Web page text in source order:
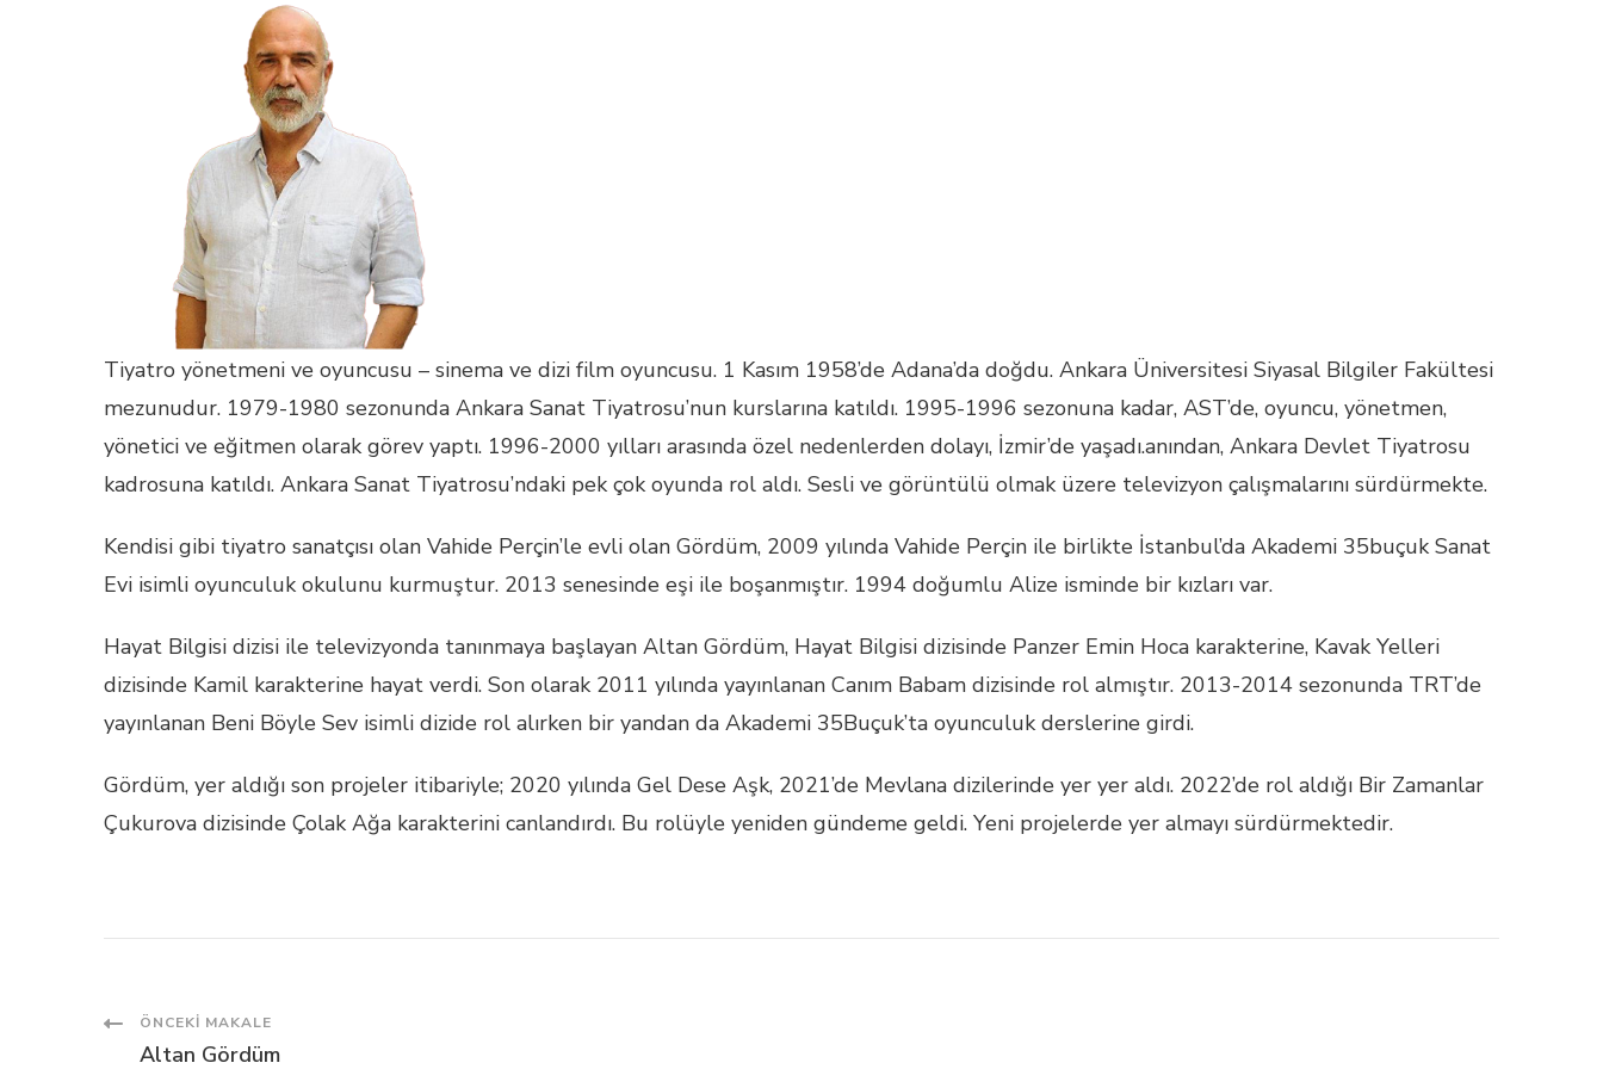
Tiyatro yönetmeni ve oyuncusu – sinema ve dizi film oyuncusu. 1 Kasım 1958’de Adana’da doğdu. Ankara Üniversitesi Siyasal Bilgiler Fakültesi
mezunudur. 1979-1980 sezonunda Ankara Sanat Tiyatrosu’nun kurslarına katıldı. 1995-1996 sezonuna kadar, AST’de, oyuncu, yönetmen,
yönetici ve eğitmen olarak görev yaptı. 1996-2000 yılları arasında özel nedenlerden dolayı, İzmir’de yaşadı.anından, Ankara Devlet Tiyatrosu
kadrosuna katıldı. Ankara Sanat Tiyatrosu’ndaki pek çok oyunda rol aldı. Sesli ve görüntülü olmak üzere televizyon çalışmalarını sürdürmekte.
Kendisi gibi tiyatro sanatçısı olan Vahide Perçin’le evli olan Gördüm, 2009 yılında Vahide Perçin ile birlikte İstanbul’da Akademi 35buçuk Sanat
Evi isimli oyunculuk okulunu kurmuştur. 2013 senesinde eşi ile boşanmıştır. 1994 doğumlu Alize isminde bir kızları var.
Hayat Bilgisi dizisi ile televizyonda tanınmaya başlayan Altan Gördüm, Hayat Bilgisi dizisinde Panzer Emin Hoca karakterine, Kavak Yelleri
dizisinde Kamil karakterine hayat verdi. Son olarak 2011 yılında yayınlanan Canım Babam dizisinde rol almıştır. 2013-2014 sezonunda TRT’de
yayınlanan Beni Böyle Sev isimli dizide rol alırken bir yandan da Akademi 35Buçuk’ta oyunculuk derslerine girdi.
Gördüm, yer aldığı son projeler itibariyle; 2020 yılında Gel Dese Aşk, 2021’de Mevlana dizilerinde yer yer aldı. 2022’de rol aldığı Bir Zamanlar
Çukurova dizisinde Çolak Ağa karakterini canlandırdı. Bu rolüyle yeniden gündeme geldi. Yeni projelerde yer almayı sürdürmektedir.
Post
ÖNCEKI MAKALE
Altan Gördüm